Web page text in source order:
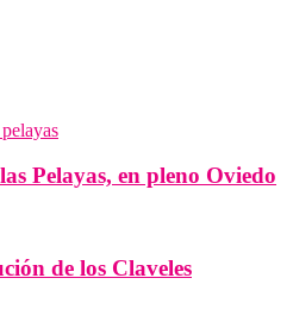
Pelayas, en pleno Oviedo
de los Claveles